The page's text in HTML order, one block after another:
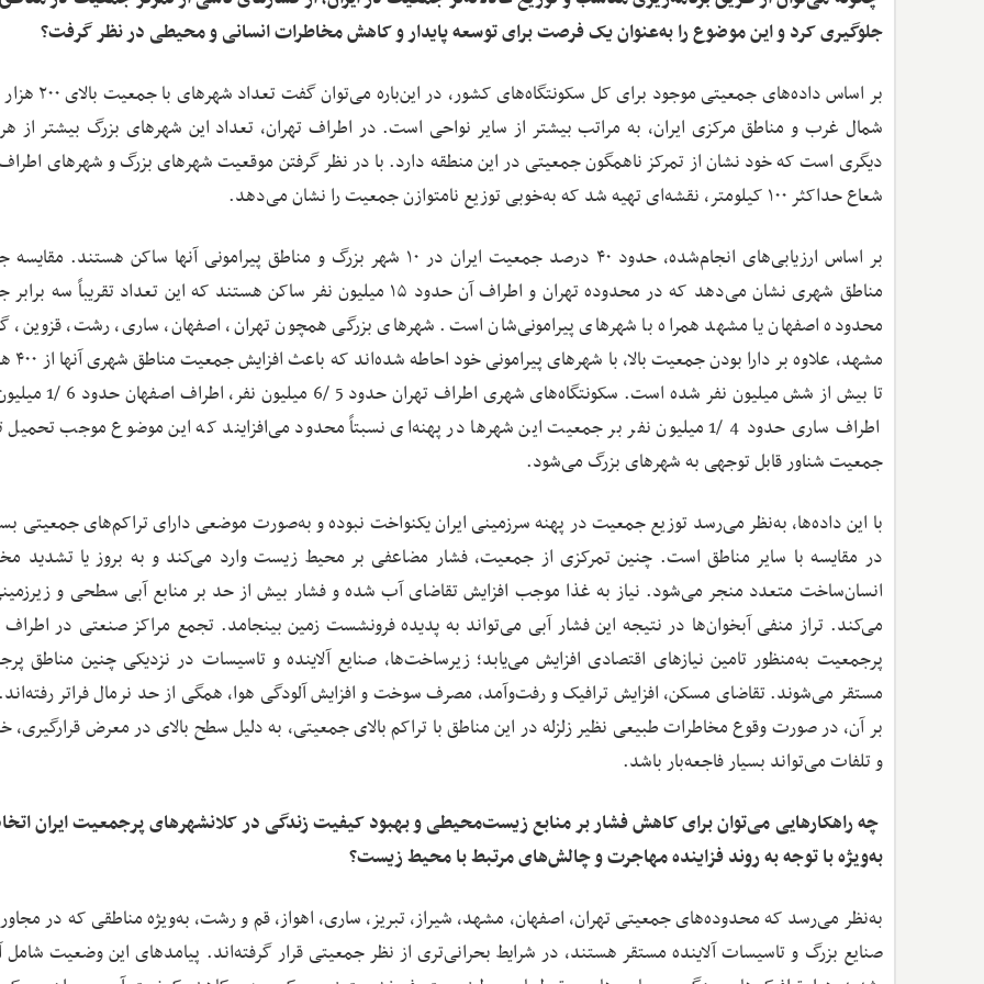
جلوگیری کرد و این موضوع را به‌عنوان یک فرصت برای توسعه پایدار و کاهش مخاطرات انسانی و محیطی در نظر گرفت؟
بر اساس داده‌های جمعیتی موجود برای کل
شمال غرب و مناطق مرکزی ایران، به مراتب بیشتر از سایر نواحی است. در اطراف تهران، تعداد این شهرهای بزرگ بیشتر از
دیگری است که خود نشان از تمرکز ناهمگون جمعیتی در این منطقه دارد. با در نظر گرفتن موقعیت شهرهای بزرگ و شهرهای اطراف
شعاع حداکثر ۱۰۰ کیلومتر، نقشه‌ای تهیه شد که به‌خوبی توزیع نامتوازن جمعیت را نشان می‌دهد.
بر اساس ارزیابی‌های انجام‌شده، حدود ۴۰ درصد جمعیت ایران در ۱۰ شهر بزرگ و مناطق پیرامونی آنها ساکن هستند.
مناطق شهری نشان می‌دهد که در محدوده تهران و اطراف آن حدود ۱۵ میلیون نفر ساکن هستند که این تعداد تقریباً
محدوده اصفهان یا مشهد همراه با شهرهای پیرامونی‌شان است. شهرهای بزرگی همچون تهران، اصفهان، ساری، رشت، قزوین،
مشهد، علاوه
تا بیش از شش میلیون نفر شده است. سکونتگاه‌های شهری
اطراف ساری حدود 4 /1 میلیون نفر بر جمعیت این شهرها در پهنه‌ای نسبتاً محدود می‌افزایند که این موضوع موجب
جمعیت شناور قابل توجهی به شهرهای بزرگ می‌شود.
با این داده‌ها، به‌نظر می‌رسد توزیع جمعیت در پهنه سرزمینی ایران یکنواخت نبوده و به‌صورت موضعی دارای تراکم‌های جمعیتی
در مقایسه با سایر مناطق است. چنین تمرکزی از جمعیت، فشار مضاعفی بر محیط زیست وارد می‌کند و به بروز یا تشدید
انسان‌ساخت متعدد منجر می‌شود. نیاز به غذا موجب افزایش تقاضای آب شده و فشار بیش از حد بر منابع آبی سطحی و
می‌کند. تراز منفی آبخوان‌ها در نتیجه این فشار آبی می‌تواند به پدیده فرونشست زمین بینجامد. تجمع مراکز صنعتی در
پرجمعیت به‌منظور تامین نیازهای اقتصادی افزایش می‌یابد؛ زیرساخت‌ها، صنایع آلاینده و تاسیسات در نزدیکی چنین مناطق
مستقر می‌شوند. تقاضای مسکن، افزایش ترافیک و رفت‌وآمد، مصرف سوخت و افزایش آلودگی هوا، همگی از حد نرمال فراتر
بر آن، در صورت وقوع مخاطرات طبیعی نظیر زلزله در این مناطق با تراکم بالای جمعیتی، به دلیل سطح بالای در معرض قرارگیری،
و تلفات می‌تواند بسیار فاجعه‌بار باشد.
چه راهکارهایی می‌توان برای کاهش فشار بر منابع زیست‌محیطی و بهبود کیفیت زندگی در کلانشهرهای پرجمعیت ایران
به‌ویژه با توجه به روند فزاینده مهاجرت و چالش‌های مرتبط با محیط زیست؟
به‌نظر می‌رسد که محدوده‌های جمعیتی تهران، اصفهان، مشهد، شیراز، تبریز، ساری، اهواز، قم و رشت، به‌ویژه مناطقی که در
صنایع بزرگ و تاسیسات آلاینده مستقر هستند، در شرایط بحرانی‌تری از نظر جمعیتی قرار گرفته‌اند. پیامدهای این وضعیت شامل